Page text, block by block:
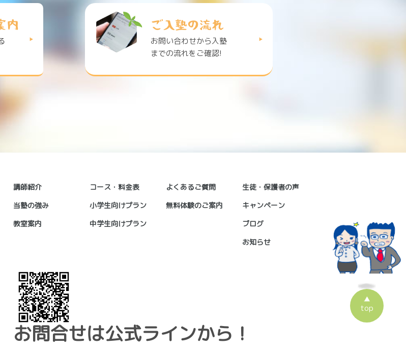
内 ご入塾の流れ
お問い合わせから入塾
までの流れをご確認!
top
講師紹介
当塾の強み
教室案内
コース・料金表
小学生向けプラン
中学生向けプラン
よくあるご質問
無料体験のご案内
生徒・保護者の声
キャンペーン
ブログ
お知らせ
お問合せは公式ラインから！